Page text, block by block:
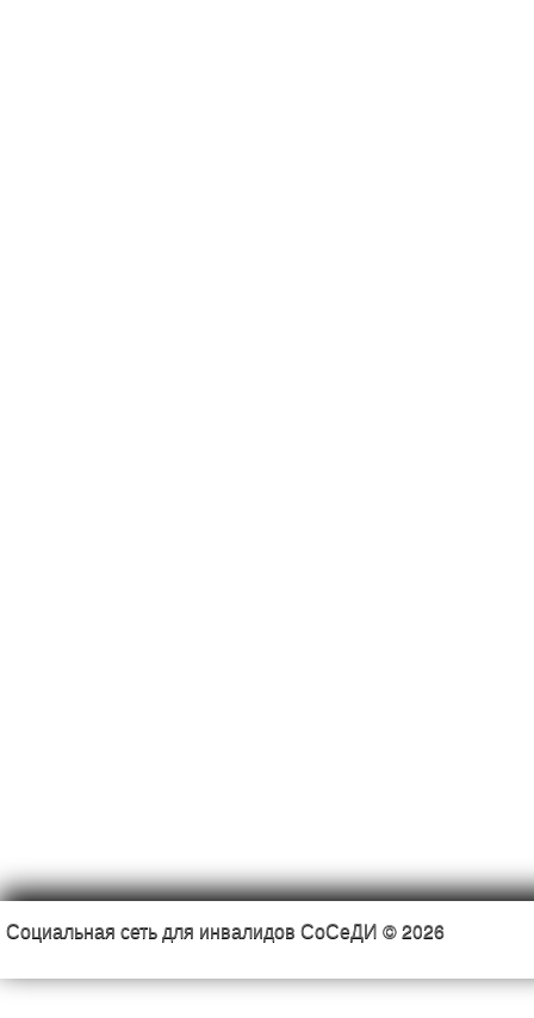
Социальная сеть для инвалидов СоСеДИ © 2026